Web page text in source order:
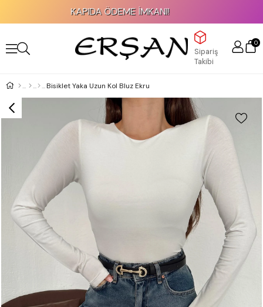
KAPIDA ÖDEME İMKANI!
Sipariş
Takibi
0
Bisiklet Yaka Uzun Kol Bluz Ekru